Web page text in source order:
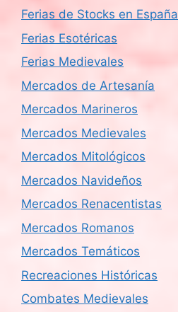
Ferias de Stocks en España
Ferias Esotéricas
Ferias Medievales
Mercados de Artesanía
Mercados Marineros
Mercados Medievales
Mercados Mitológicos
Mercados Navideños
Mercados Renacentistas
Mercados Romanos
Mercados Temáticos
Recreaciones Históricas
Combates Medievales